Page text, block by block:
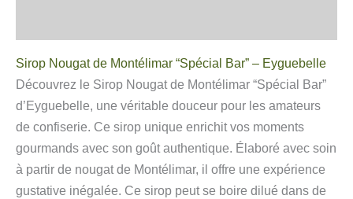
Sirop Nougat de Montélimar “Spécial Bar” – Eyguebelle
Découvrez le Sirop Nougat de Montélimar “Spécial Bar”
d’Eyguebelle, une véritable douceur pour les amateurs
de confiserie. Ce sirop unique enrichit vos moments
gourmands avec son goût authentique. Élaboré avec soin
à partir de nougat de Montélimar, il offre une expérience
gustative inégalée. Ce sirop peut se boire dilué dans de